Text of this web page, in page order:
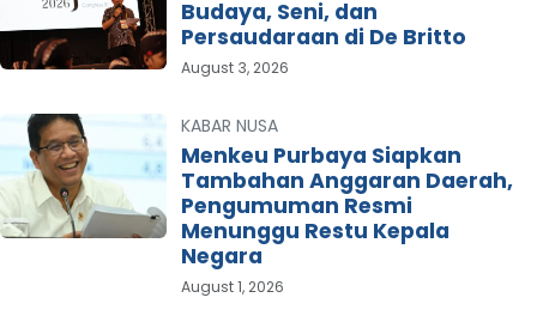
Budaya, Seni, dan
Persaudaraan di De Britto
August 3, 2026
KABAR NUSA
Menkeu Purbaya Siapkan
Tambahan Anggaran Daerah,
Pengumuman Resmi
Menunggu Restu Kepala
Negara
August 1, 2026